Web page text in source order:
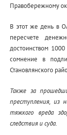
Правобережному
В этот же день в
пересчете
достоинством
сомнение в
Становлянского
Также за
преступления, из
тяжкого вреда
следствия и суда.